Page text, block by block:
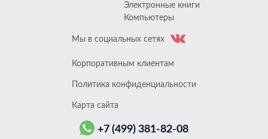
Электронные книги
Компьютеры
Мы в социальных сетях
Корпоративным клиентам
Политика конфиденциальности
Карта сайта
+7 (499) 381-82-08